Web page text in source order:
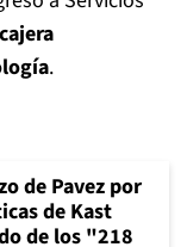
.
de Pavez por
de Kast
de los "218